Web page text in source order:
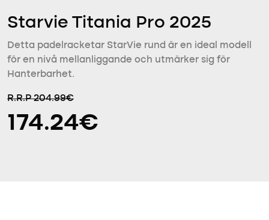
Starvie Titania Pro 2025
Detta padelracketar StarVie rund är en ideal modell
för en nivå mellanliggande och utmärker sig för
Hanterbarhet.
R.R.P 204.99€
174.24€